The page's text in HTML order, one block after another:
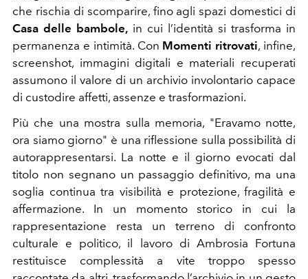
che rischia di scomparire, fino agli spazi domestici di
Casa delle bambole, in cui l’identità si trasforma in
permanenza e intimità. Con Momenti ritrovati, infine,
screenshot, immagini digitali e materiali recuperati
assumono il valore di un archivio involontario capace
di custodire affetti, assenze e trasformazioni.
Più che una mostra sulla memoria, "Eravamo notte,
ora siamo giorno" è una riflessione sulla possibilità di
autorappresentarsi. La notte e il giorno evocati dal
titolo non segnano un passaggio definitivo, ma una
soglia continua tra visibilità e protezione, fragilità e
affermazione. In un momento storico in cui la
rappresentazione resta un terreno di confronto
culturale e politico, il lavoro di Ambrosia Fortuna
restituisce complessità a vite troppo spesso